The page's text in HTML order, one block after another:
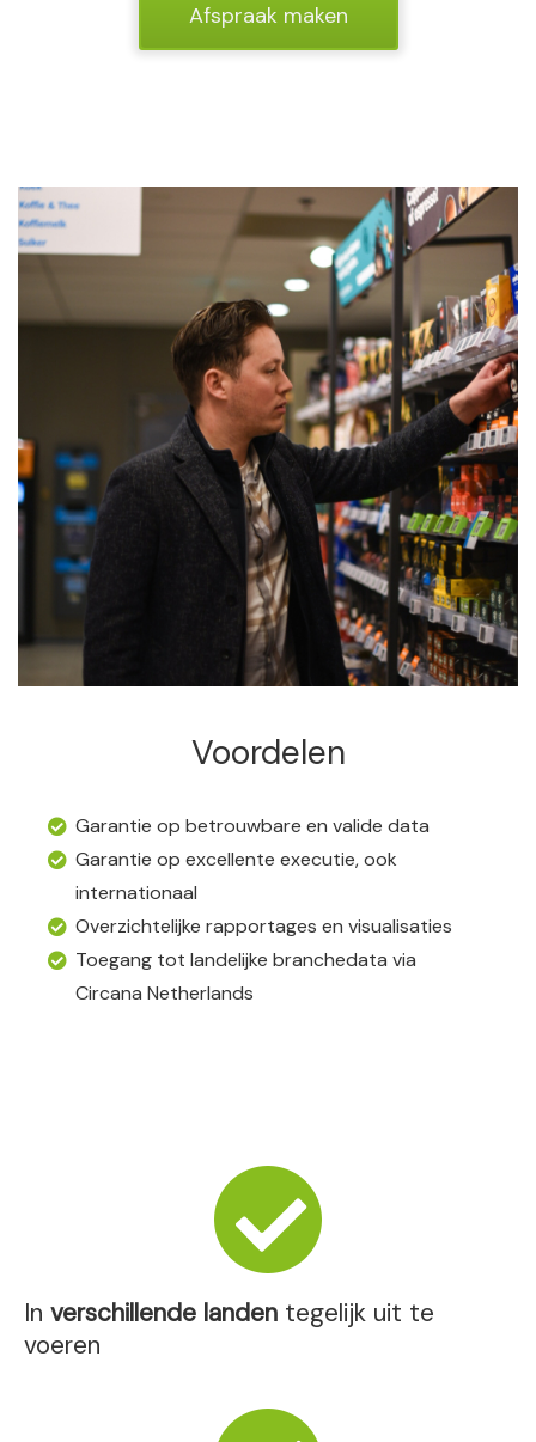
Afspraak maken
Voordelen
Garantie op betrouwbare en valide data
Garantie op excellente executie, ook
internationaal
Overzichtelijke rapportages en visualisaties
Toegang tot landelijke branchedata via
Circana Netherlands
In verschillende landen tegelijk uit te
voeren